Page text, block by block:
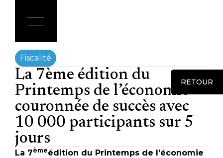
Fiscalité
RETOUR
La 7ème édition du
Printemps de l’économie
couronnée de succès avec
10 000 participants sur 5
jours
La 7èmeédition du Printemps de l’économie